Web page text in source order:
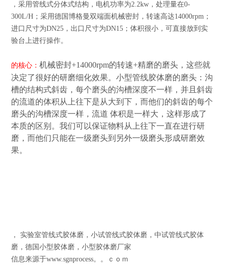
，采用管线式分体式结构，电机功率为2.2kw，处理量在0-
300L/H；采用德国博格曼双端面机械密封，转速高达14000rpm；
进口尺寸为DN25，出口尺寸为DN15；体积很小，可直接放到实
验台上进行操作。
的核心：机械密封+14000rpm的转速+精磨的磨头，这些就
决定了很好的研磨细化效果。小型管线胶体磨的磨头：沟
槽的结构式斜齿，每个磨头的沟槽深度不一样，并且斜齿
的流道的体积从上往下是从大到下，而他们的斜齿的每个
磨头的沟槽深度一样，流道 体积是一样大，这样形成了
本质的区别。我们可以保证物料从上往下一直在进行研
磨，而他们只能在一级磨头到另外一级磨头形成研磨效
果。
， 实验室管线式胶体磨，小试管线式胶体磨，中试管线式胶体
磨，德国小型胶体磨，小型胶体磨厂家
信息来源于www.sgnprocess。。ｃｏｍ